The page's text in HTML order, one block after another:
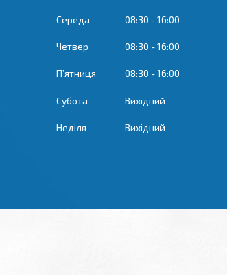
Середа 08:30 16:00
Четвер 08:30 16:00
Пʼятниця 08:30 16:00
Субота Вихідний
Неділя Вихідний